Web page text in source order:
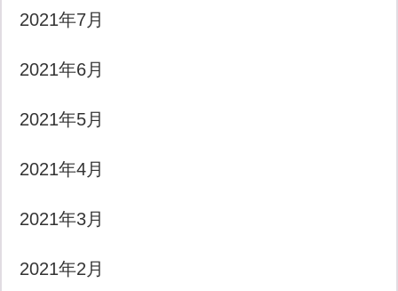
2021年7月
2021年6月
2021年5月
2021年4月
2021年3月
2021年2月